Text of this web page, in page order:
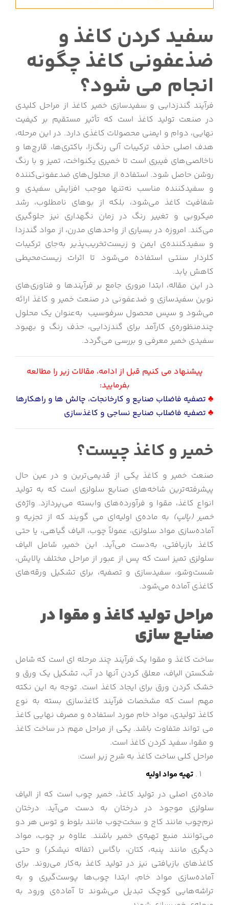
سفید کردن کاغذ و
ضذعفونی کاغذ چگونه
انجام می شود؟
فرآیند گندزدایی و سفیدسازی خمیر کاغذ از مراحل کلیدی
در صنعت تولید کاغذ است که تأثیر مستقیم بر کیفیت
نهایی، دوام و ایمنی محصولات کاغذی دارد. در این مرحله،
هدف اصلی حذف ترکیبات آلی رنگ‌زا، باکتری‌ها، قارچ‌ها و
ناخالصی‌های فیبری است تا خمیری یکنواخت، تمیز و با رنگ
روشن حاصل شود. استفاده از محلول‌های ضدعفونی‌کننده
و سفیدکننده مناسب نه‌تنها موجب افزایش سفیدی و
شفافیت کاغذ می‌شود، بلکه از بوهای نامطلوب، رشد
میکروبی و تغییر رنگ در زمان نگهداری نیز جلوگیری
می‌کند. امروزه در بسیاری از واحدهای مدرن، از مواد گندزدا
و سفیدکننده‌ی ایمن و زیست‌تخریب‌پذیر به‌جای ترکیبات
کلردار سنتی استفاده می‌شود تا اثرات زیست‌محیطی
کاهش یابد.
در این مقاله، ابتدا مروری جامع بر فرآیندها و فناوری‌های
نوین سفیدسازی و ضدعفونی در صنعت خمیر و کاغذ ارائه
می‌شود و سپس محصول سرفوسیب به‌عنوان یک محلول
چندمنظوره‌ی کارآمد برای گندزدایی، حذف رنگ و بهبود
سفیدی خمیر معرفی و بررسی می‌گردد.
پیشنهاد می کنیم قبل از ادامه، مقالات زیر را مطالعه
بفرمایید:
♣ تصفیه فاضلاب صنایع و کارخانجات، چالش ها و راهکارها
♣ تصفیه فاضلاب صنایع نساجی و کاغذسازی
خمیر و کاغذ چیست؟
صنعت خمیر و کاغذ یکی از قدیمی‌ترین و در عین حال
پیشرفته‌ترین شاخه‌های صنایع سلولزی است که به تولید
انواع کاغذ، مقوا و فرآورده‌های وابسته می‌پردازد. واژه‌ی
خمیر (پالپ) به ماده‌ی اولیه‌ای می گویند که از تجزیه و
آماده‌سازی مواد سلولزی، عمولاً چوب، الیاف گیاهی، یا حتی
کاغذ بازیافتی، به‌دست می‌آید. این خمیر، شامل الیاف
سلولزی تمیز است که پس از عبور از مراحل مختلف پالایش،
شست‌وشو، سفیدسازی و تصفیه، برای تشکیل ورقه‌های
کاغذی آماده می‌شود.
مراحل تولید کاغذ و مقوا در
صنایع سازی
ساخت کاغذ و مقوا یک فرآیند چند مرحله ای است که شامل
شکستن الیاف، معلق کردن آنها در آب، تشکیل یک ورق و
خشک کردن ورق برای ایجاد کاغذ است. توجه به این نکته
مهم است که مشخصات فرآیند کاغذسازی بسته به نوع
کاغذ تولیدی، مواد خام مورد استفاده و مصرف نهایی کاغذ
می تواند متفاوت باشد. یکی از مراحل مهم در ساخت کاغذ
و مقوا، سفید کردن کاغذ است.
مراحل کلی ساخت کاغذ به شرح زیر است:
تهیه مواد اولیه
ماده‌ی اصلی در تولید کاغذ، خمیر چوب است که از الیاف
سلولزی موجود در درختان به دست می‌آید. درختان
نرم‌چوب مانند کاج و سخت‌چوب مانند بلوط و توس هر دو
می‌توانند منبع تهیه‌ی خمیر باشند. علاوه بر چوب، مواد
دیگری مانند پنبه، کتان، باگاس (تفاله نیشکر) و حتی
کاغذهای بازیافتی نیز در تولید کاغذ به‌کار می‌روند. برای
آماده‌سازی مواد خام، ابتدا چوب‌ها پوست‌گیری و به
تراشه‌هایی کوچک تبدیل می‌شوند تا آماده‌ی ورود به